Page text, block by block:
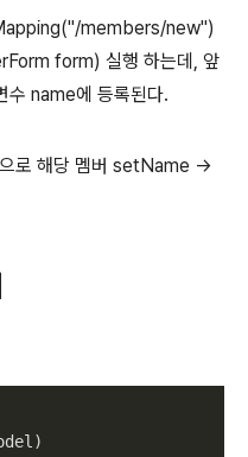
members/new")
form) 실행 하는데, 앞
수 name에 등록된다.
로 해당 멤버 setName ->